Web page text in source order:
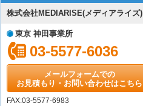
株式会社MEDIARISE(メディアライズ)
東京 神田事業所
03-5577-6036
メールフォームでの
お見積もり・お問い合わせはこちら
FAX:03-5577-6983